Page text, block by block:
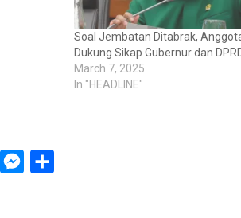
Soal Jembatan Ditabrak, Anggota
Dukung Sikap Gubernur dan
March 7, 2025
In "HEADLINE"
TelegramMessenger